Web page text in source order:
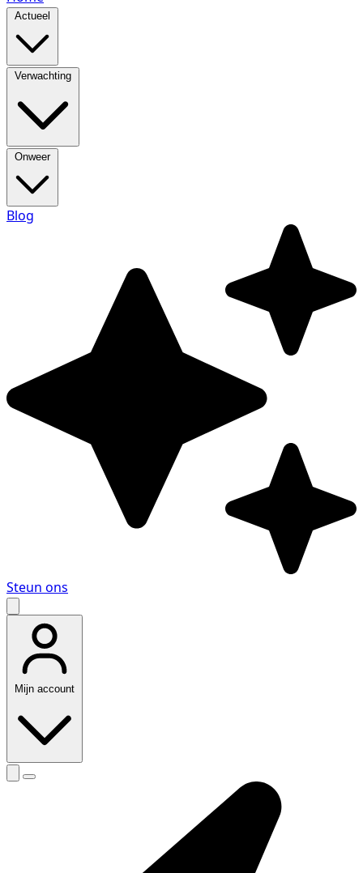
Actueel
Verwachting
Onweer
Blog
Steun ons
Mijn account